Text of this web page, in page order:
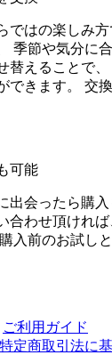
ではの楽しみ
季節や気分に
替えることで
できます。 交
可能
出会ったら購
合わせ頂けれ
入前のお試し
ご利用ガイド
特定商取引法に